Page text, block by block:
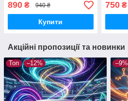
890 ₴ 940 ₴
Купити
750₴
Акційні пропозиції та новинки
Топ –12% –9%